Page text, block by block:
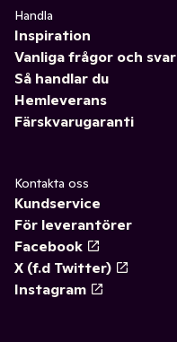
Handla
Inspiration
Vanliga frågor och svar
Så handlar du
Hemleverans
Färskvarugaranti
Kontakta oss
Kundservice
För leverantörer
Facebook
X (f.d Twitter)
Instagram